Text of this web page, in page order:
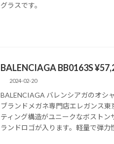
グラスです。
BALENCIAGA BB0163S
2024-02-20
BALENCIAGA バレンシアガのオシ
ブランドメガネ専門店エレガンス
ティング構造がユニークなボスト
ランドロゴが入ります。軽量で弾力